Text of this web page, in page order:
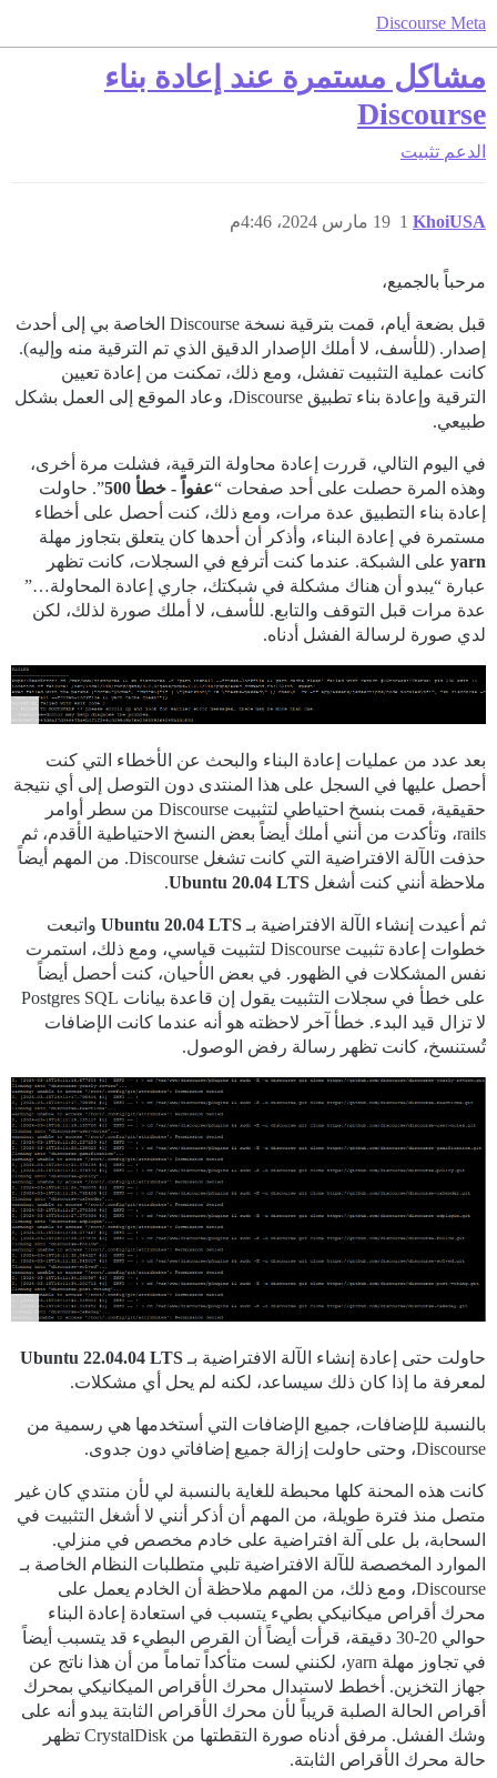
Discourse Meta
مشاكل مستمرة عند إعادة بناء
Discourse
الدعم تثبيت
KhoiUSA 19 مارس 2024، 4:46م 1
مرحباً بالجميع،
قبل بضعة أيام، قمت بترقية نسخة Discourse الخاصة بي إلى أحدث
إصدار. (للأسف، لا أملك الإصدار الدقيق الذي تم الترقية منه وإليه).
كانت عملية التثبيت تفشل، ومع ذلك، تمكنت من إعادة تعيين
الترقية وإعادة بناء تطبيق Discourse، وعاد الموقع إلى العمل بشكل
طبيعي.
في اليوم التالي، قررت إعادة محاولة الترقية، فشلت مرة أخرى،
وهذه المرة حصلت على أحد صفحات “عفواً - خطأ 500
”. حاولت
إعادة بناء التطبيق عدة مرات، ومع ذلك، كنت أحصل على أخطاء
مستمرة في إعادة البناء، وأذكر أن أحدها كان يتعلق بتجاوز مهلة
yarn على الشبكة. عندما كنت أترفع في السجلات، كانت تظهر
عبارة “يبدو أن هناك مشكلة في شبكتك، جاري إعادة المحاولة…”
عدة مرات قبل التوقف والتابع. للأسف، لا أملك صورة لذلك، لكن
لدي صورة لرسالة الفشل أدناه.
بعد عدد من عمليات إعادة البناء والبحث عن الأخطاء التي كنت
أحصل عليها في السجل على هذا المنتدى دون التوصل إلى أي نتيجة
حقيقية، قمت بنسخ احتياطي لتثبيت Discourse من سطر أوامر
rails، وتأكدت من أنني أملك أيضاً بعض النسخ الاحتياطية الأقدم، ثم
حذفت الآلة الافتراضية التي كانت تشغل Discourse. من المهم أيضاً
ملاحظة أنني كنت أشغل Ubuntu 20.04 LTS
.
ثم أعيدت إنشاء الآلة الافتراضية بـ Ubuntu 20.04 LTS واتبعت
خطوات إعادة تثبيت Discourse لتثبيت قياسي، ومع ذلك، استمرت
نفس المشكلات في الظهور. في بعض الأحيان، كنت أحصل أيضاً
على خطأ في سجلات التثبيت يقول إن قاعدة بيانات Postgres SQL
لا تزال قيد البدء. خطأ آخر لاحظته هو أنه عندما كانت الإضافات
تُستنسخ، كانت تظهر رسالة رفض الوصول.
حاولت حتى إعادة إنشاء الآلة الافتراضية بـ Ubuntu 22.04.04 LTS
لمعرفة ما إذا كان ذلك سيساعد، لكنه لم يحل أي مشكلات.
بالنسبة للإضافات، جميع الإضافات التي أستخدمها هي رسمية من
Discourse، وحتى حاولت إزالة جميع إضافاتي دون جدوى.
كانت هذه المحنة كلها محبطة للغاية بالنسبة لي لأن منتدي كان غير
متصل منذ فترة طويلة، من المهم أن أذكر أنني لا أشغل التثبيت في
السحابة، بل على آلة افتراضية على خادم مخصص في منزلي.
الموارد المخصصة للآلة الافتراضية تلبي متطلبات النظام الخاصة بـ
Discourse، ومع ذلك، من المهم ملاحظة أن الخادم يعمل على
محرك أقراص ميكانيكي بطيء يتسبب في استعادة إعادة البناء
حوالي 20-30 دقيقة، قرأت أيضاً أن القرص البطيء قد يتسبب أيضاً
في تجاوز مهلة yarn، لكنني لست متأكداً تماماً من أن هذا ناتج عن
جهاز التخزين. أخطط لاستبدال محرك الأقراص الميكانيكي بمحرك
أقراص الحالة الصلبة قريباً لأن محرك الأقراص الثابتة يبدو أنه على
وشك الفشل. مرفق أدناه صورة التقطتها من CrystalDisk تظهر
حالة محرك الأقراص الثابتة.